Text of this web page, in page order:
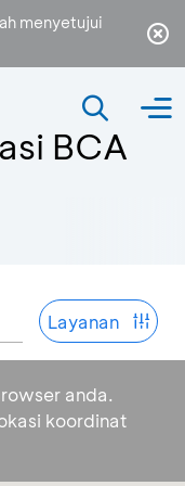
menyetujui
BCA
Layanan
anda.
koordinat